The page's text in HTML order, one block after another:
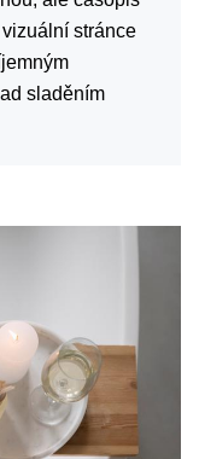
stránce
sladěním